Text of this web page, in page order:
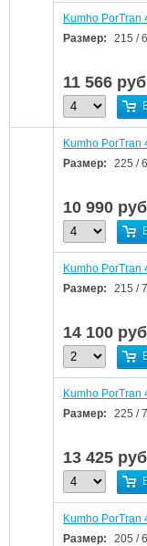
Kumho PorTran
Размер:
215 /
11 566
Kumho PorTran
Размер:
225 /
10 990
Kumho PorTran
Размер:
215 /
14 100
Kumho PorTran
Размер:
225 /
13 425
Kumho PorTran
Размер:
205 /